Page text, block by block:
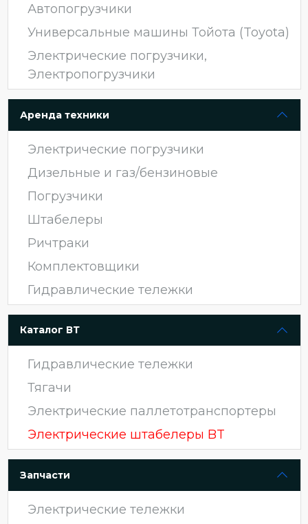
Автопогрузчики
Универсальные машины Тойота (Toyota)
Электрические погрузчики,
Электропогрузчики
Аренда техники
Электрические погрузчики
Дизельные и газ/бензиновые
Погрузчики
Штабелеры
Ричтраки
Комплектовщики
Гидравлические тележки
Каталог ВТ
Гидравлические тележки
Тягачи
Электрические паллетотранспортеры
Электрические штабелеры BT
Запчасти
Электрические тележки